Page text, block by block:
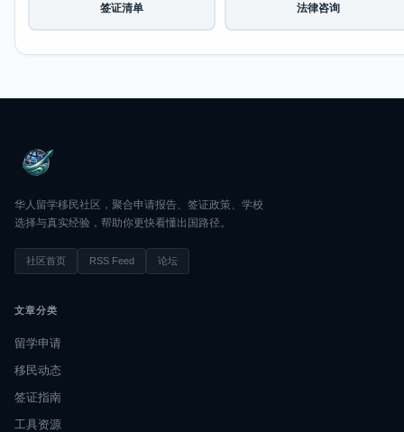
签证清单 法律咨询
华人留学移民社区，聚合申请报告、签证政策、学校
选择与真实经验，帮助你更快看懂出国路径。
社区首页 RSS Feed 论坛
文章分类
留学申请
移民动态
签证指南
工具资源